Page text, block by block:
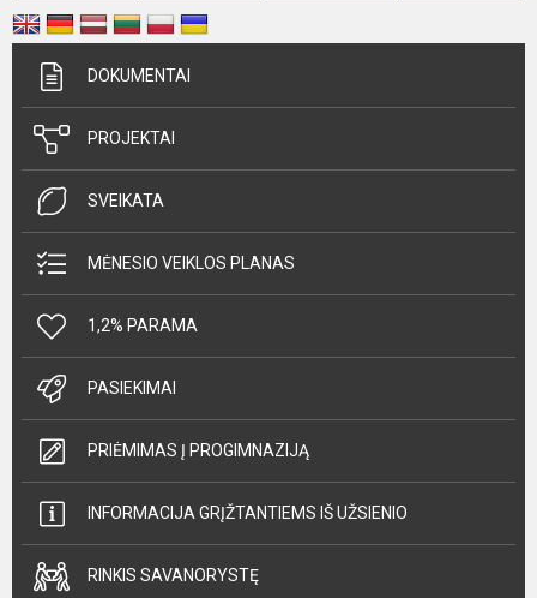
DOKUMENTAI
PROJEKTAI
SVEIKATA
MĖNESIO VEIKLOS PLANAS
1,2% PARAMA
PASIEKIMAI
PRIĖMIMAS Į PROGIMNAZIJĄ
INFORMACIJA GRĮŽTANTIEMS IŠ UŽSIENIO
RINKIS SAVANORYSTĘ